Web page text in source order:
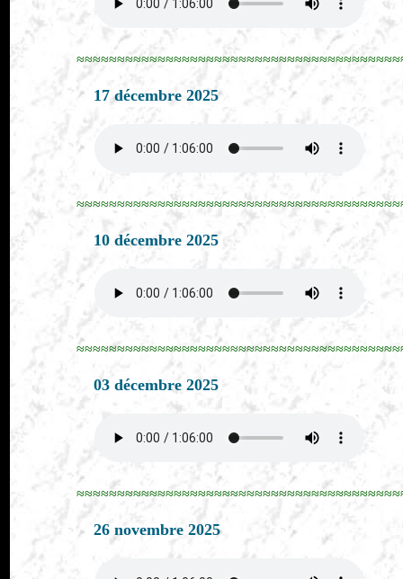
17 décembre 2025
10 décembre 2025
03 décembre 2025
26 novembre 2025